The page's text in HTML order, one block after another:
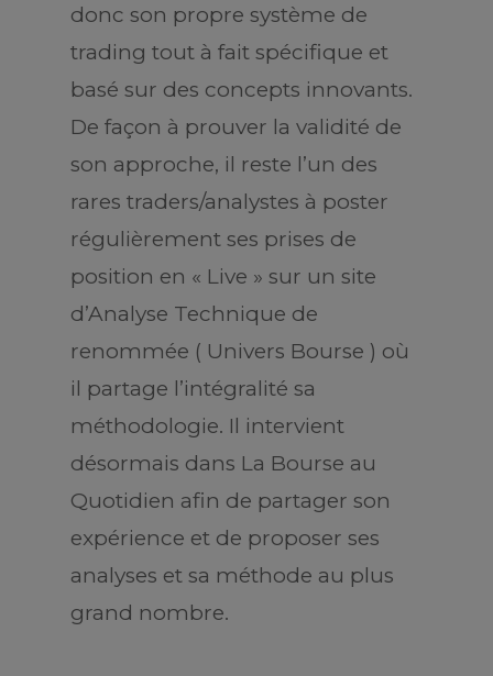
donc son propre système de
trading tout à fait spécifique et
basé sur des concepts innovants.
De façon à prouver la validité de
son approche, il reste l’un des
rares traders/analystes à poster
régulièrement ses prises de
position en « Live » sur un site
d’Analyse Technique de
renommée ( Univers Bourse ) où
il partage l’intégralité sa
méthodologie. Il intervient
désormais dans La Bourse au
Quotidien afin de partager son
expérience et de proposer ses
analyses et sa méthode au plus
grand nombre.